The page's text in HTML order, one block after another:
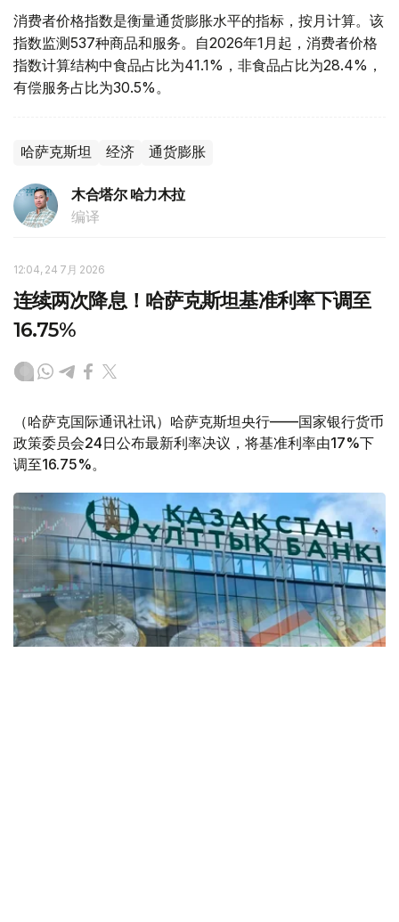
消费者价格指数是衡量通货膨胀水平的指标，按月计算。该
指数监测537种商品和服务。自2026年1月起，消费者价格
指数计算结构中食品占比为41.1%，非食品占比为28.4%，
有偿服务占比为30.5%。
哈萨克斯坦 经济 通货膨胀
木合塔尔 哈力木拉
编译
12:04, 24 7月 2026
连续两次降息！哈萨克斯坦基准利率下调至
16.75%
（哈萨克国际通讯社讯）哈萨克斯坦央行——国家银行货币
政策委员会24日公布最新利率决议，将基准利率由17%下
调至16.75%。